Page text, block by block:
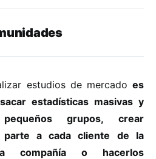
estudios de mercado es
estadísticas masivas y
grupos, crear
parte a cada cliente de la
compañía o hacerlos